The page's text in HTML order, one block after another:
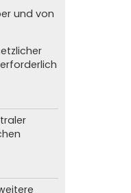
und von